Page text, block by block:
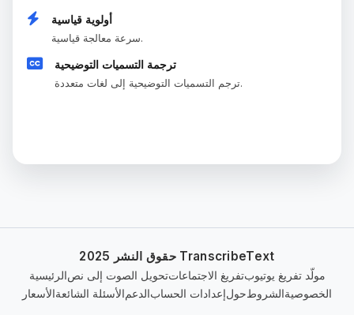
أولوية قياسية
سرعة معالجة قياسية.
ترجمة التسميات التوضيحية
ترجم التسميات التوضيحية إلى لغات متعددة.
حقوق النشر 2025 TranscribeText
الرئيسيةتحويل الصوت إلى نصتفريغ الاجتماعاتمولّد تفريغ يوتيوب
الأسعارالأسئلة الشائعةالدعمإعدادات الحسابحولالشروطالخصوصية